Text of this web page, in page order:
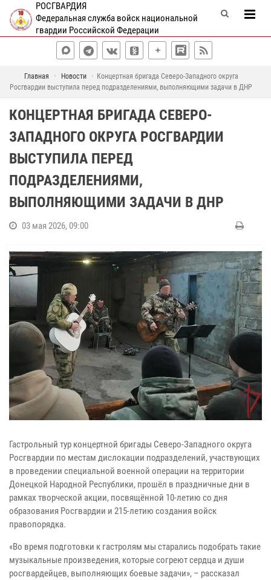
РОСГВАРДИЯ
Федеральная служба войск национальной
гвардии Российской Федерации
Главная Новости
Концертная бригада Северо-Западного округа
Росгвардии выступила перед подразделениями, выполняющими задачи в ДНР
КОНЦЕРТНАЯ БРИГАДА СЕВЕРО-
ЗАПАДНОГО ОКРУГА РОСГВАРДИИ
ВЫСТУПИЛА ПЕРЕД
ПОДРАЗДЕЛЕНИЯМИ,
ВЫПОЛНЯЮЩИМИ ЗАДАЧИ В ДНР
03 мая 2026, 09:00
Гастрольный тур концертной бригады Северо-Западного округа
Росгвардии по местам дислокации подразделений, участвующих
в проведении специальной военной операции на территории
Донецкой Народной Республики, прошёл в праздничные дни в
рамках творческой акции, посвящённой 10-летию со дня
образования Росгвардии и 215-летию создания войск
правопорядка.
«Во время подготовки к гастролям мы старались подобрать такие
музыкальные произведения, которые согреют сердца и души
росгвардейцев, выполняющих боевые задачи», – рассказал